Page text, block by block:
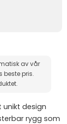
av vår
unikt design
rygg som